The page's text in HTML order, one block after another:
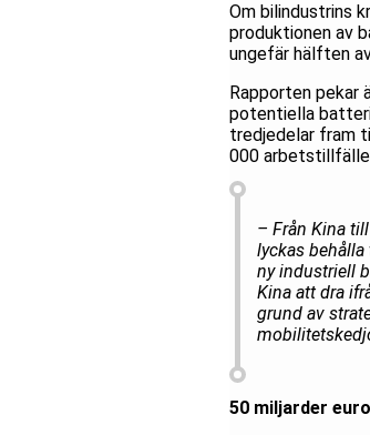
Om bilindustrins
produktionen av
ungefär hälften
Rapporten
potentiella
tredjedelar fram
000
– Från Kina
lyckas
ny industriell
Kina att dra
grund av
50 miljarder